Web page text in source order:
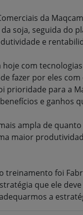
da
soja, seguida do
e
hoje com
fazer por eles
prioridade para a
e ganhos
ampla de
maior
foi
que ele
a